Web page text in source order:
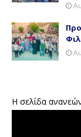
Η σελίδα